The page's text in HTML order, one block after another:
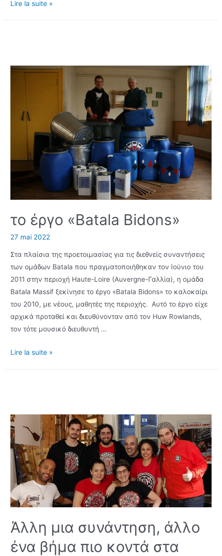
Στα
Lire la suite »
το έργο «Batala Bidons»
27 mai 2022
Στα πλαίσια της προετοιμασίας για τις διεθνείς συναντήσεις
των ομάδων Batala που πραγματοποιήθηκαν τον Ιούνιο του
2011 στην περιοχή Haute-Loire (Auvergne-Γαλλία), η ομάδα
Batala Massif ξεκίνησε το έργο «Batala Bidons» το καλοκαίρι
του 2010, με νέους, μαθητές της περιοχής. Αυτό το έργο είχε
αρχικά προταθεί και διευθύνονταν από τον Huw Rowlands,
τον τότε μουσικό διευθυντή …
το
Lire la suite »
Άλλη μια συνάντηση, άλλο
ένα βήμα πιο κοντά στα